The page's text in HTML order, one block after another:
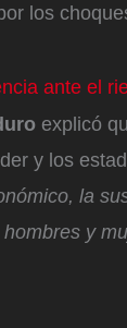
los
ante el
explicó
y los
la
y